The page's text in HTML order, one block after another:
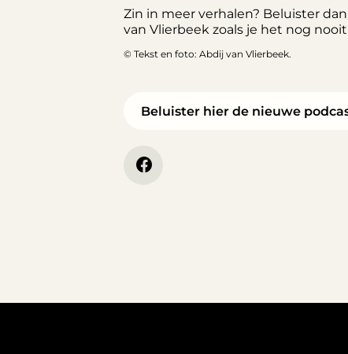
Zin in meer verhalen? Beluister
van Vlierbeek zoals je het nog
© Tekst en foto: Abdij van Vlierbeek.
Beluister hier de nieuwe